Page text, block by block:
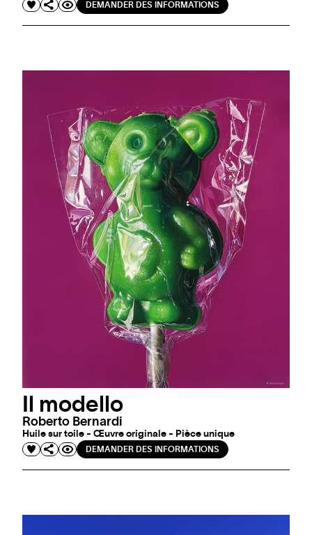
DEMANDER DES INFORMATIONS
Il modello
Roberto Bernardi
Huile sur toile - Œuvre originale - Pièce unique
DEMANDER DES INFORMATIONS